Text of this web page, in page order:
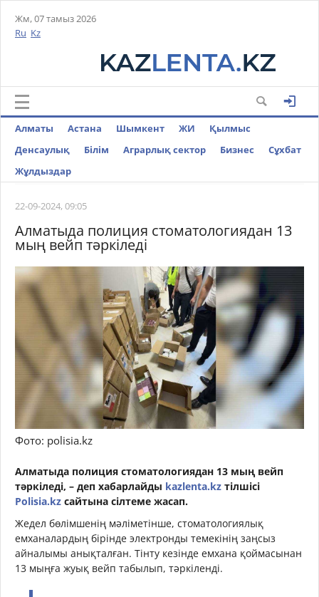
Жм, 07 тамыз 2026
Ru Kz
Алматы Астана Шымкент ЖИ
Қылмыс
Денсаулық
Білім Аграрлық сектор Бизнес
Cұхбат
Жұлдыздар
22-09-2024, 09:05
Алматыда полиция стоматологиядан 13
мың вейп тәркіледі
Фото: polisia.kz
Алматыда полиция стоматологиядан 13 мың вейп
тәркіледі, – деп хабарлайды kazlenta.kz тілшісі
Polisia.kz сайтына сілтеме жасап.
Жедел бөлімшенің мәліметінше, стоматологиялық
емханалардың бірінде электронды темекінің заңсыз
айналымы анықталған. Тінту кезінде емхана қоймасынан
13 мыңға жуық вейп табылып, тәркіленді.